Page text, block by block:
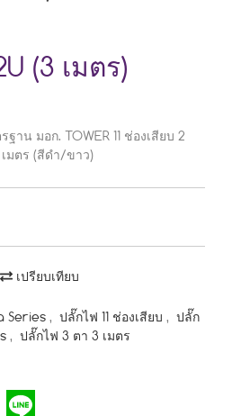
(3 เมตร)
ฐาน มอก. TOWER 11 ช่องเสียบ 2
เมตร (สีดำ/ขาว)
เปรียบเทียบ
Series , ปลั๊กไฟ 11 ช่องเสียบ ,
ปลั๊ก
, ปลั๊กไฟ 3 ตา 3 เมตร